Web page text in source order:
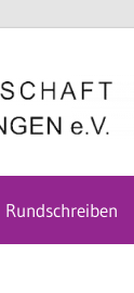
Rundschreiben